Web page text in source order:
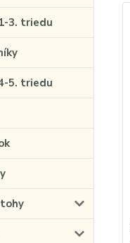
3. triedu
5. triedu